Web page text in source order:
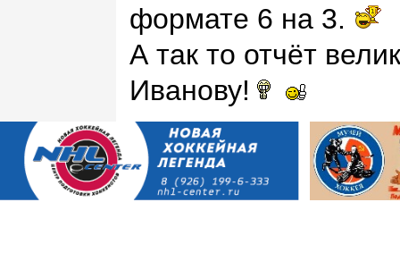
формате 6 на 3.
А так то отчёт
Иванову!